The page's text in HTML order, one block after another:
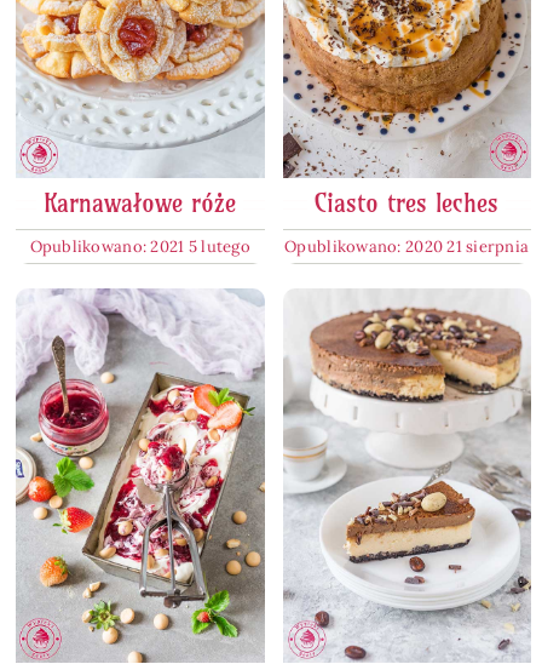
Karnawałowe róże
Opublikowano: 2021 5 lutego
Ciasto tres leches
Opublikowano: 2020 21 sierpnia